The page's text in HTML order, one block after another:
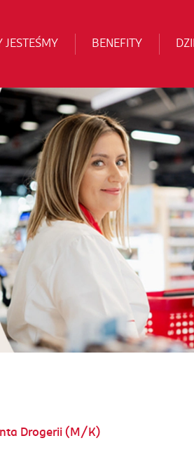
JESTEŚMY BENEFITY
Drogerii (M/K)